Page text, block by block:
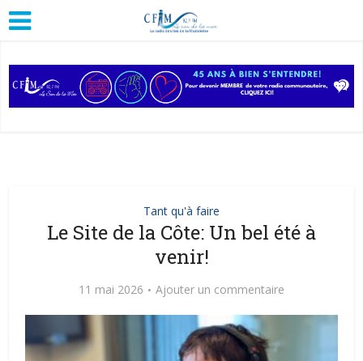
Tant qu'à faire
Le Site de la Côte: Un bel été à
venir!
11 mai 2026 Ajouter un commentaire